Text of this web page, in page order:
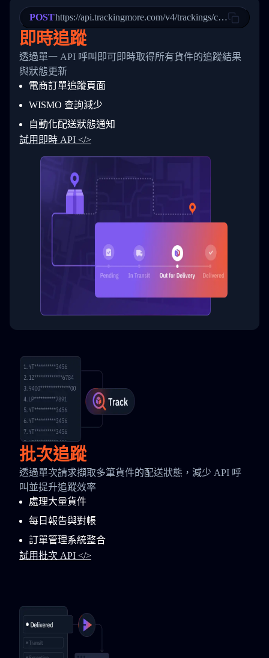
22
23
24
25
27
28
29
30
31
33
34
"StatusDescription": "Departed
"Details": "Departed Facility
          },
          {
            "Date": "2017-03-06 15:28:00",
"StatusDescription": "Shipment
"Details": "BEIJING-
          }
        ]
      }
  }
}
POSThttps://api.trackingmore.com/v4/trackings/create
即時追蹤
透過單一 API 呼叫即可即時取得所有貨件的追蹤結果
與狀態更新
電商訂單追蹤頁面
WISMO 查詢減少
自動化配送狀態通知
試用即時 API </>
批次追蹤
透過單次請求擷取多筆貨件的配送狀態，減少 API 呼
叫並提升追蹤效率
處理大量貨件
每日報告與對帳
訂單管理系統整合
試用批次 API </>